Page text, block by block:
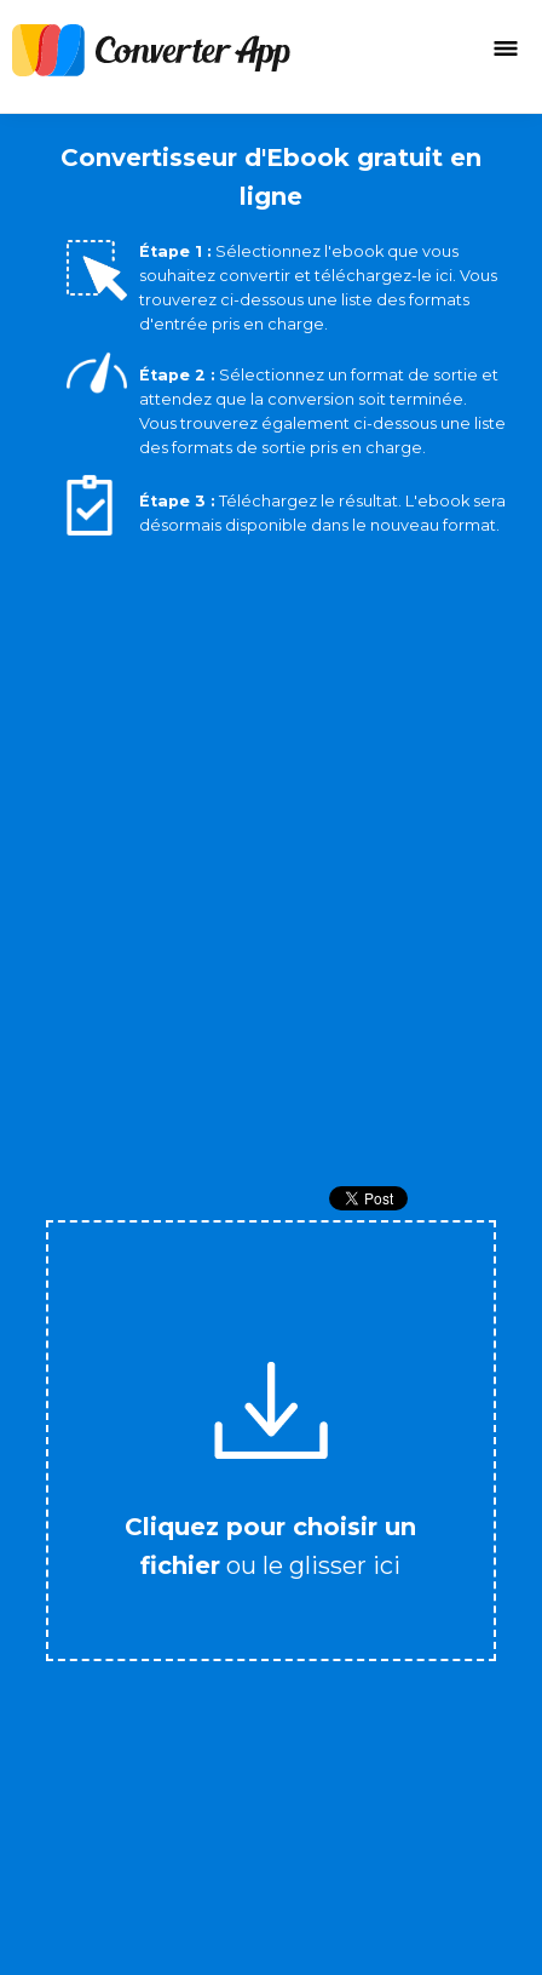
Convertisseur d'Ebook gratuit en
ligne
Étape 1 : Sélectionnez l'ebook que vous
souhaitez convertir et téléchargez-le ici. Vous
trouverez ci-dessous une liste des formats
d'entrée pris en charge.
Étape 2 : Sélectionnez un format de sortie et
attendez que la conversion soit terminée.
Vous trouverez également ci-dessous une liste
des formats de sortie pris en charge.
Étape 3 : Téléchargez le résultat. L'ebook sera
désormais disponible dans le nouveau format.
Cliquez pour choisir un
fichier ou le glisser ici